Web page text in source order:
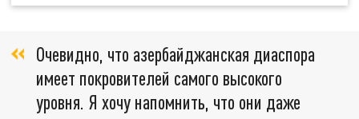
Очевидно, что азербайджанская диаспора
имеет покровителей самого высокого
уровня. Я хочу напомнить, что они даже